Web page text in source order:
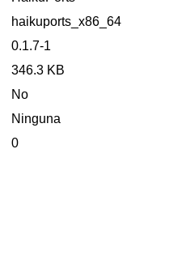
haikuports_x86_64
0.1.7-1
346.3 KB
No
Ninguna
0